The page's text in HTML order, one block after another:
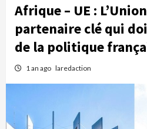
Afrique – UE :
partenaire clé qui
de la politique
1 an ago laredaction